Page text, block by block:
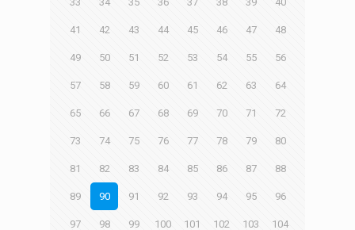
41 42 43 44 45 46 47 48
49 50 51 52 53 54 55 56
57 58 59 60 61 62 63 64
65 66 67 68 69 70 71 72
73 74 75 76 77 78 79 80
81 82 83 84 85 86 87 88
89 90 91 92 93 94 95 96
97 98 99 100 101 102 103 104